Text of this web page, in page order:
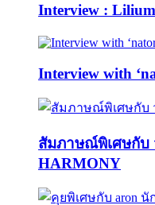
Interview :
Interview with
สัมภาษณ์พิเศษกับ
HARMONY